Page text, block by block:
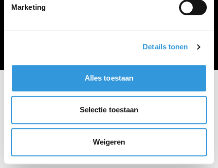
Marketing
Details tonen
Alles toestaan
Selectie toestaan
Weigeren